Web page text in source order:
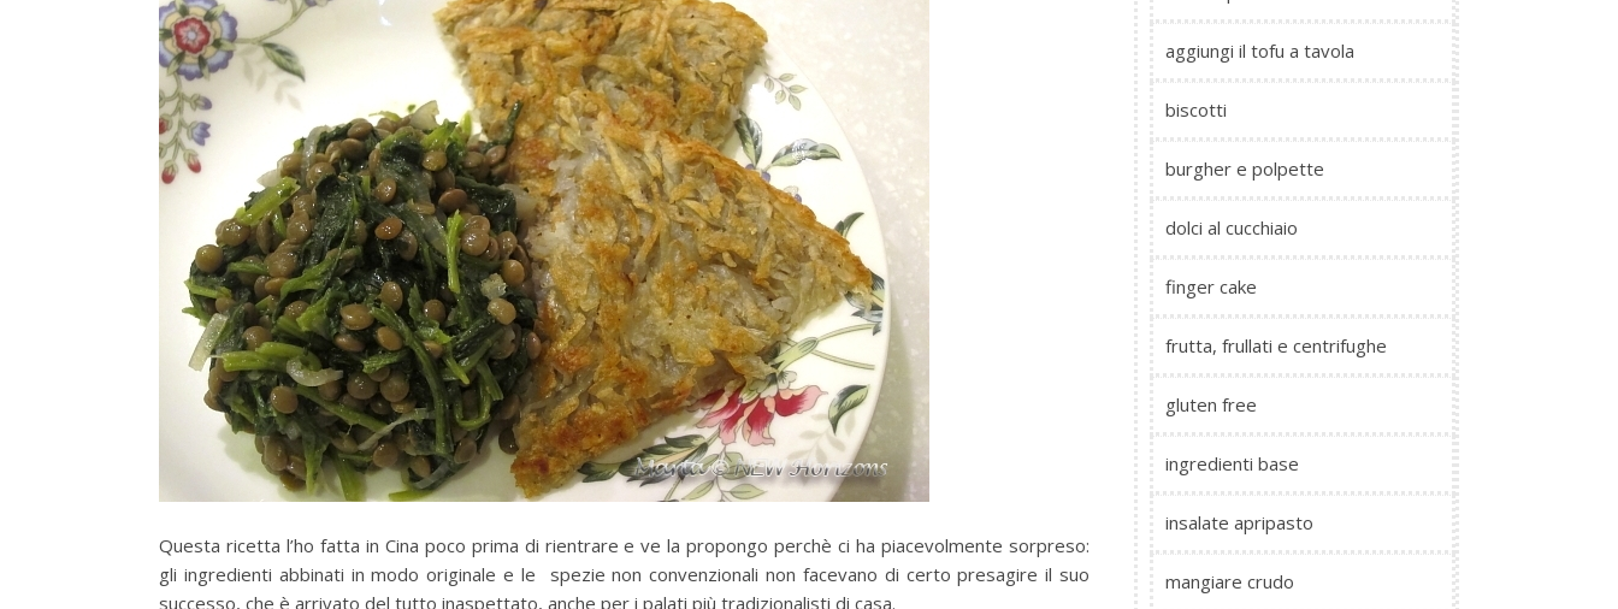
Questa ricetta l’ho fatta in Cina poco prima di rientrare e ve la propongo perchè ci ha piacevolmente sorpreso:
gli ingredienti abbinati in modo originale e le spezie non convenzionali non facevano di certo presagire il suo
successo, che è arrivato del tutto inaspettato, anche per i palati più tradizionalisti di casa.
aggiungi il tofu a tavola
biscotti
burgher e polpette
dolci al cucchiaio
finger cake
frutta, frullati e centrifughe
gluten free
ingredienti base
insalate apripasto
mangiare crudo